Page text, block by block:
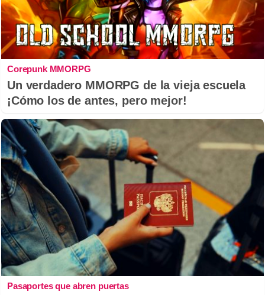
Corepunk MMORPG
Un verdadero MMORPG de la vieja escuela
¡Cómo los de antes, pero mejor!
Pasaportes que abren puertas